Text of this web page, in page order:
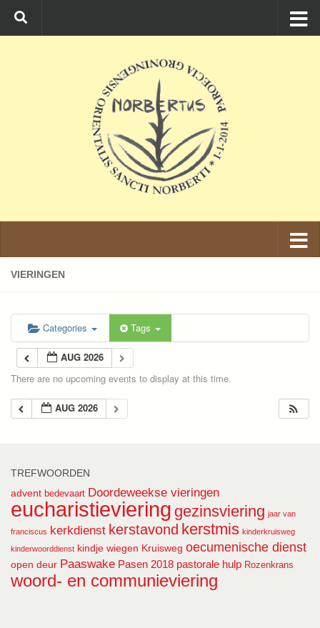
Ga naar de inhoud
VIERINGEN
Categories Tags
AUG 2026
There are no upcoming events to display at this time.
AUG 2026
TREFWOORDEN
advent bedevaart Doordeweekse vieringen
eucharistieviering gezinsviering jaar van
franciscus kerkdienst kerstavond kerstmis kinderkruisweg
kinderwoorddienst kindje wiegen Kruisweg oecumenische dienst
open deur Paaswake Pasen 2018 pastorale hulp Rozenkrans
woord- en communieviering